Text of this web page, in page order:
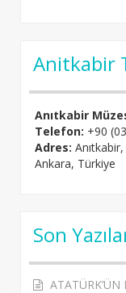
Anitkabir
Anıtkabir
Telefon: +90
Adres:
Ankara, Türkiye
Son